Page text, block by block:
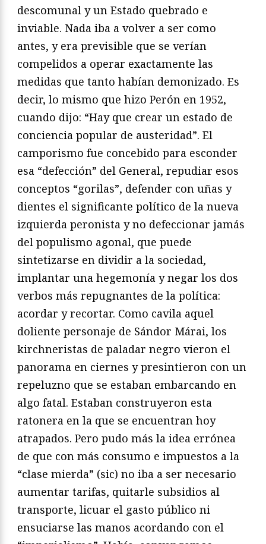
descomunal y un Estado quebrado e
inviable. Nada iba a volver a ser como
antes, y era previsible que se verían
compelidos a operar exactamente las
medidas que tanto habían demonizado. Es
decir, lo mismo que hizo Perón en 1952,
cuando dijo: “Hay que crear un estado de
conciencia popular de austeridad”. El
camporismo fue concebido para esconder
esa “defección” del General, repudiar esos
conceptos “gorilas”, defender con uñas y
dientes el significante político de la nueva
izquierda peronista y no defeccionar jamás
del populismo agonal, que puede
sintetizarse en dividir a la sociedad,
implantar una hegemonía y negar los dos
verbos más repugnantes de la política:
acordar y recortar. Como cavila aquel
doliente personaje de Sándor Márai, los
kirchneristas de paladar negro vieron el
panorama en ciernes y presintieron con un
repeluzno que se estaban embarcando en
algo fatal. Estaban construyeron esta
ratonera en la que se encuentran hoy
atrapados. Pero pudo más la idea errónea
de que con más consumo e impuestos a la
“clase mierda” (sic) no iba a ser necesario
aumentar tarifas, quitarle subsidios al
transporte, licuar el gasto público ni
ensuciarse las manos acordando con el